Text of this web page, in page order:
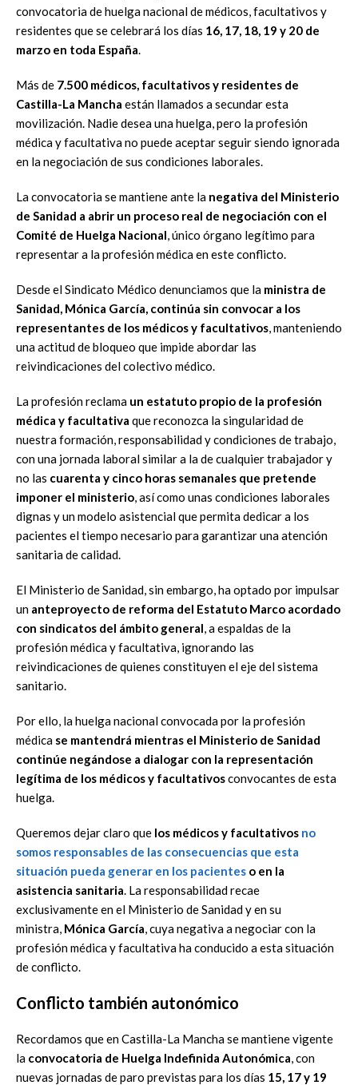
convocatoria de huelga nacional de médicos, facultativos y
residentes que se celebrará los días 16, 17, 18, 19 y 20 de
marzo en toda España.
Más de 7.500 médicos, facultativos y residentes de
Castilla-La Mancha están llamados a secundar esta
movilización. Nadie desea una huelga, pero la profesión
médica y facultativa no puede aceptar seguir siendo ignorada
en la negociación de sus condiciones laborales.
La convocatoria se mantiene ante la negativa del Ministerio
de Sanidad a abrir un proceso real de negociación con el
Comité de Huelga Nacional, único órgano legítimo para
representar a la profesión médica en este conflicto.
Desde el Sindicato Médico denunciamos que la ministra de
Sanidad, Mónica García, continúa sin convocar a los
representantes de los médicos y facultativos, manteniendo
una actitud de bloqueo que impide abordar las
reivindicaciones del colectivo médico.
La profesión reclama un estatuto propio de la profesión
médica y facultativa que reconozca la singularidad de
nuestra formación, responsabilidad y condiciones de trabajo,
con una jornada laboral similar a la de cualquier trabajador y
no las cuarenta y cinco horas semanales que pretende
imponer el ministerio, así como unas condiciones laborales
dignas y un modelo asistencial que permita dedicar a los
pacientes el tiempo necesario para garantizar una atención
sanitaria de calidad.
El Ministerio de Sanidad, sin embargo, ha optado por impulsar
un anteproyecto de reforma del Estatuto Marco acordado
con sindicatos del ámbito general, a espaldas de la
profesión médica y facultativa, ignorando las
reivindicaciones de quienes constituyen el eje del sistema
sanitario.
Por ello, la huelga nacional convocada por la profesión
médica se mantendrá mientras el Ministerio de Sanidad
continúe negándose a dialogar con la representación
legítima de los médicos y facultativosconvocantes de esta
huelga.
Queremos dejar claro que los médicos y facultativos no
somos responsables de las consecuencias que esta
situación pueda generar en los pacientes o en la
asistencia sanitaria. La responsabilidad recae
exclusivamente en el Ministerio de Sanidad y en su
ministra, Mónica García, cuya negativa a negociar con la
profesión médica y facultativa ha conducido a esta situación
de conflicto.
Conflicto también autonómico
Recordamos que en Castilla-La Mancha se mantiene vigente
la convocatoria de Huelga Indefinida Autonómica, con
nuevas jornadas de paro previstas para los días 15, 17 y 19